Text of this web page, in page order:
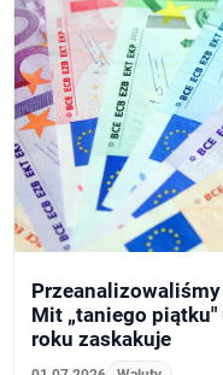
Mit „taniego
roku zaskakuje